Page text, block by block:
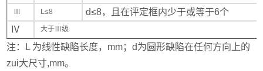
Ⅲ
L≤8
d≤8，且在评定框内少于或等于6个
Ⅳ
大于Ⅲ级
注：L 为线性缺陷长度，mm；d为圆形缺陷在任何方向上的
zui大尺寸,mm。